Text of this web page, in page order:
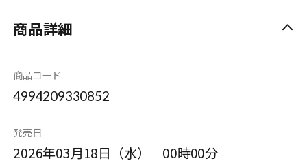
商品詳細
商品コード
4994209330852
発売日
2026年03月18日（水） 00時00分